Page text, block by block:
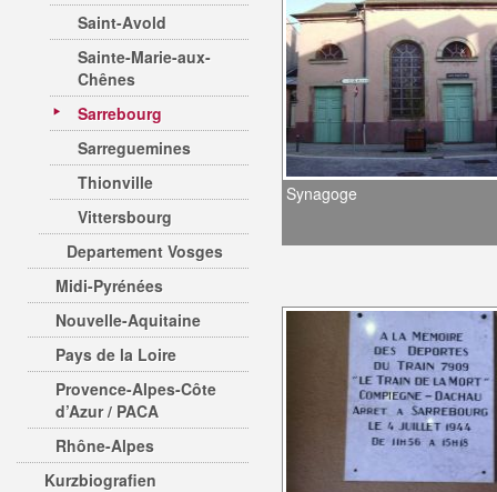
Saint-Avold
Sainte-Marie-aux-
Chênes
Sarrebourg
Sarreguemines
Thionville
Vittersbourg
Departement Vosges
Midi-Pyrénées
Nouvelle-Aquitaine
Pays de la Loire
Provence-Alpes-Côte
d’Azur / PACA
Rhône-Alpes
Kurzbiografien
Synagoge